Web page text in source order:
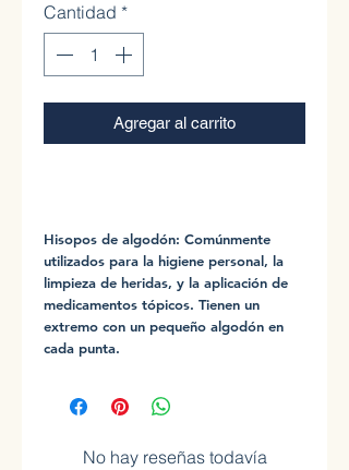
Cantidad *
Agregar al carrito
Hisopos de algodón: Comúnmente
utilizados para la higiene personal, la
limpieza de heridas, y la aplicación de
medicamentos tópicos. Tienen un
extremo con un pequeño algodón en
cada punta.
No hay reseñas todavía